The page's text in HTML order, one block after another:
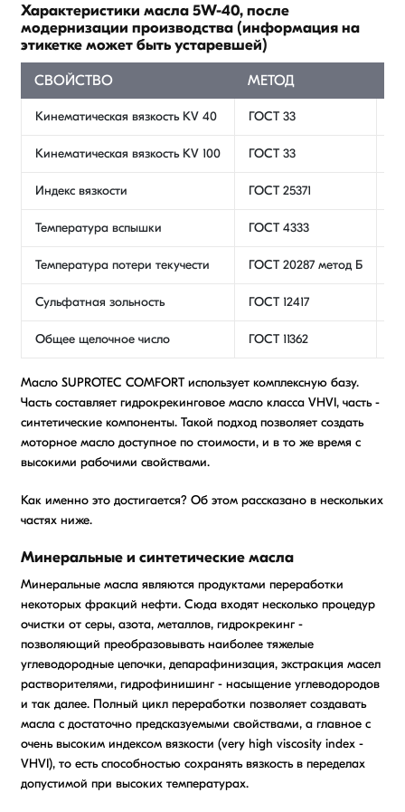
Характеристики масла 5W-40, после
модернизации производства (информация на
этикетке может быть устаревшей)
СВОЙСТВО МЕТОД
Кинематическая вязкость KV 40 ГОСТ 33
Кинематическая вязкость KV 100 ГОСТ 33
Индекс вязкости ГОСТ 25371
Температура вспышки ГОСТ 4333
Температура потери текучести ГОСТ 20287 метод Б
Сульфатная зольность ГОСТ 12417
Общее щелочное число ГОСТ 11362
Масло SUPROTEC COMFORT использует комплексную базу.
Часть составляет гидрокрекинговое масло класса VHVI, часть -
синтетические компоненты. Такой подход позволяет создать
моторное масло доступное по стоимости, и в то же время с
высокими рабочими свойствами.
Как именно это достигается? Об этом рассказано в нескольких
частях ниже.
Минеральные и синтетические масла
Минеральные масла являются продуктами переработки
некоторых фракций нефти. Сюда входят несколько процедур
очистки от серы, азота, металлов, гидрокрекинг -
позволяющий преобразовывать наиболее тяжелые
углеводородные цепочки, депарафинизация, экстракция масел
растворителями, гидрофинишинг - насыщение углеводородов
и так далее. Полный цикл переработки позволяет создавать
масла с достаточно предсказуемыми свойствами, а главное с
очень высоким индексом вязкости (very high viscosity index -
VHVI), то есть способностью сохранять вязкость в переделах
допустимой при высоких температурах.